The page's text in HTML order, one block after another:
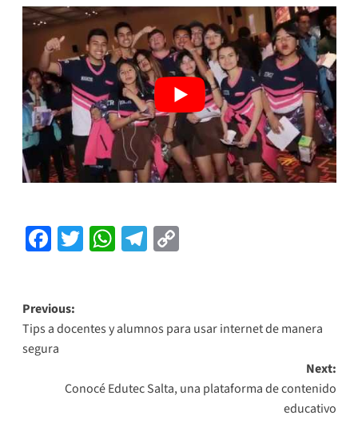
Facebook
Twitter
WhatsApp
Telegram
Copy
Previous:
Tips a docentes y alumnos para usar internet de manera
segura
Next:
Conocé Edutec Salta, una plataforma de contenido
educativo